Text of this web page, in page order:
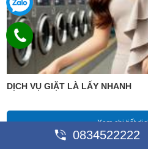
DỊCH VỤ GIẶT LÀ LẤY NHANH
Xem chi tiết
0834522222